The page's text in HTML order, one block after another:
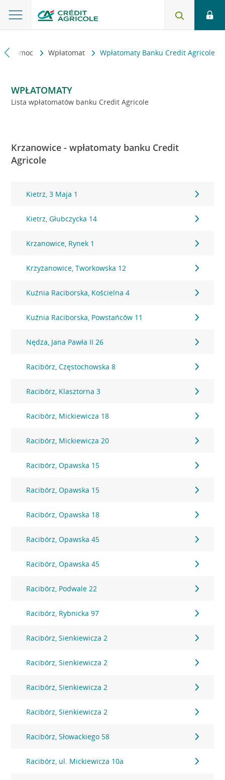
i pomoc Wpłatomat Wpłatomaty Banku Credit Agricole
WPŁATOMATY
Lista wpłatomatów banku Credit Agricole
Krzanowice - wpłatomaty banku Credit
Agricole
Kietrz, 3 Maja 1
Kietrz, Głubczycka 14
Krzanowice, Rynek 1
Krzyżanowice, Tworkowska 12
Kuźnia Raciborska, Kościelna 4
Kuźnia Raciborska, Powstańców 11
Nędza, Jana Pawła II 26
Racibórz, Częstochowska 8
Racibórz, Klasztorna 3
Racibórz, Mickiewicza 18
Racibórz, Mickiewicza 20
Racibórz, Opawska 15
Racibórz, Opawska 15
Racibórz, Opawska 18
Racibórz, Opawska 45
Racibórz, Opawska 45
Racibórz, Podwale 22
Racibórz, Rybnicka 97
Racibórz, Sienkiewicza 2
Racibórz, Sienkiewicza 2
Racibórz, Sienkiewicza 2
Racibórz, Sienkiewicza 2
Racibórz, Słowackiego 58
Racibórz, ul. Mickiewicza 10a